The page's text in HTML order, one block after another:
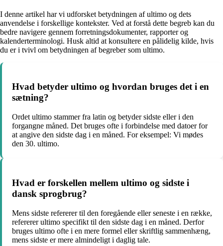
I denne artikel har vi udforsket betydningen af ultimo og dets
anvendelse i forskellige kontekster. Ved at forstå dette begreb kan du
bedre navigere gennem forretningsdokumenter, rapporter og
kalenderterminologi. Husk altid at konsultere en pålidelig kilde, hvis
du er i tvivl om betydningen af begreber som ultimo.
Hvad betyder ultimo og hvordan bruges det i en
sætning?
Ordet ultimo stammer fra latin og betyder sidste eller i den
forgangne måned. Det bruges ofte i forbindelse med datoer for
at angive den sidste dag i en måned. For eksempel: Vi mødes
den 30. ultimo.
Hvad er forskellen mellem ultimo og sidste i
dansk sprogbrug?
Mens sidste refererer til den foregående eller seneste i en række,
refererer ultimo specifikt til den sidste dag i en måned. Derfor
bruges ultimo ofte i en mere formel eller skriftlig sammenhæng,
mens sidste er mere almindeligt i daglig tale.